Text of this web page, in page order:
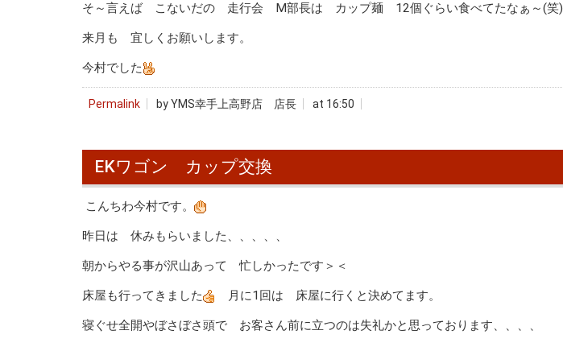
そ～言えば こないだの 走行会 M部長は カップ麺 12個ぐらい食べてたなぁ～(笑)
来月も 宜しくお願いします。
今村でした
Permalink by YMS幸手上高野店 店長 at 16:50
EKワゴン カップ交換
こんちわ今村です。
昨日は 休みもらいました、、、、、
朝からやる事が沢山あって 忙しかったです＞＜
床屋も行ってきました 月に1回は 床屋に行くと決めてます。
寝ぐせ全開やぼさぼさ頭で お客さん前に立つのは失礼かと思っております、、、、